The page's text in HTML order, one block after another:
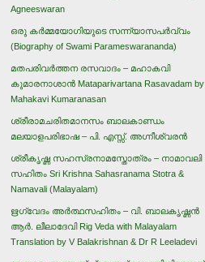
Agneeswaran
ഒരു കര്‍മ്മയോഗിയുടെ സന്ന്യാസപര്‍വ്വം
(Biography of Swami Parameswarananda)
മതപരിവര്‍ത്തന രസവാദം – മഹാകവി
കുമാരനാശാന്‍ Mataparivartana Rasavadam by
Mahakavi Kumaranasan
ശ്രീരാമചരിതമാനസം ബാലകാണ്ഡം
മലയാളപരിഭാഷ – പി. എസ്സ്. അഗ്നീശ്വരന്‍
ശ്രീകൃഷ്ണ സഹസ്രനാമസ്തോത്രം – നാമാവലി
സഹിതം Sri Krishna Sahasranama Stotra &
Namavali (Malayalam)
ഋഗ്വേദം അര്‍ത്ഥസഹിതം – വി. ബാലകൃഷ്ണന്‍
ആര്‍. ലീലാദേവി Rig Veda with Malayalam
Translation by V Balakrishnan & Dr R Leeladevi